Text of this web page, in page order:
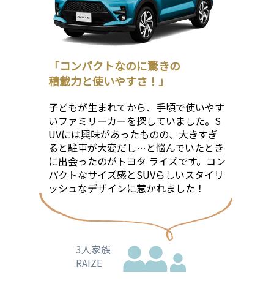
子どもが生まれてから、手頃で使いやす
いファミリーカーを探していました。S
UVには興味があったものの、大きすぎ
ると駐車が大変だし…と悩んでいたとき
に出会ったのがトヨタ ライズです。コン
パクトなサイズ感とSUVらしいスタイリ
ッシュなデザインに惹かれました！
「コンパクトなのに驚きの
﻿積載力と使いやすさ！」
3人家族
RAIZE